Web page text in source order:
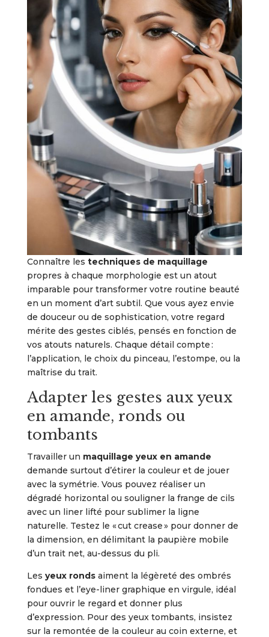
Connaître les techniques de maquillage
propres à chaque morphologie est un atout
imparable pour transformer votre routine beauté
en un moment d’art subtil. Que vous ayez envie
de douceur ou de sophistication, votre regard
mérite des gestes ciblés, pensés en fonction de
vos atouts naturels. Chaque détail compte :
l’application, le choix du pinceau, l’estompe, ou la
maîtrise du trait.
Adapter les gestes aux yeux
en amande, ronds ou
tombants
Travailler un maquillage yeux en amande
demande surtout d’étirer la couleur et de jouer
avec la symétrie. Vous pouvez réaliser un
dégradé horizontal ou souligner la frange de cils
avec un liner lifté pour sublimer la ligne
naturelle. Testez le « cut crease » pour donner de
la dimension, en délimitant la paupière mobile
d’un trait net, au-dessus du pli.
Les yeux rondsaiment la légèreté des ombrés
fondues et l’eye-liner graphique en virgule, idéal
pour ouvrir le regard et donner plus
d’expression. Pour des yeux tombants, insistez
sur la remontée de la couleur au coin externe, et